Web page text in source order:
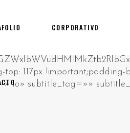
CORPORATIVO